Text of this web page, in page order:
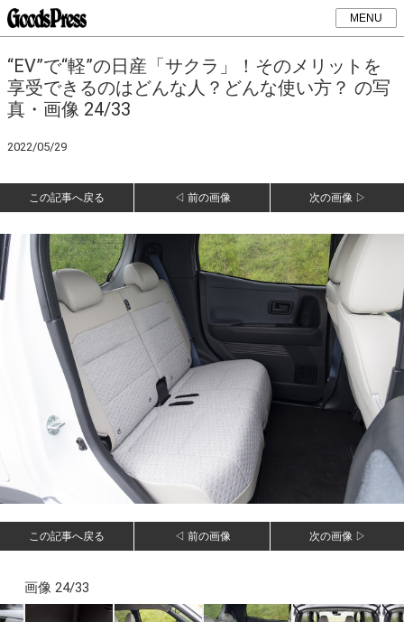
MENU
“EV”で“軽”の日産「サクラ」！そのメリットを
享受できるのはどんな人？どんな使い方？ の写
真・画像 24/33
2022/05/29
この記事へ戻る ◁ 前の画像 次の画像 ▷
この記事へ戻る ◁ 前の画像 次の画像 ▷
画像 24/33